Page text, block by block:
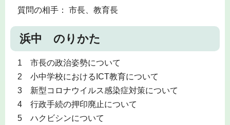
質問の相手： 市長、教育長
浜中 のりかた
1 市長の政治姿勢について
2 小中学校におけるICT教育について
3 新型コロナウイルス感染症対策について
4 行政手続の押印廃止について
5 ハクビシンについて